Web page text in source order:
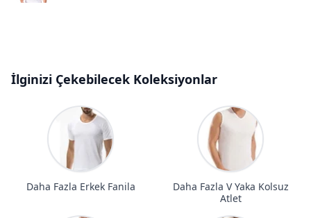
İlginizi Çekebilecek Koleksiyonlar
Daha Fazla Erkek Fanila
Daha Fazla V Yaka Kolsuz
Atlet